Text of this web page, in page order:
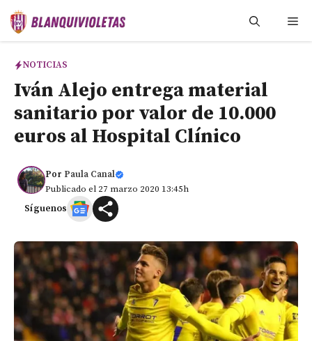
Saltar
NOTICIAS
Iván Alejo entrega material
sanitario por valor de 10.000
euros al Hospital Clínico
Por Paula Canal
Publicado el 27 marzo 2020 13:45h
Síguenos